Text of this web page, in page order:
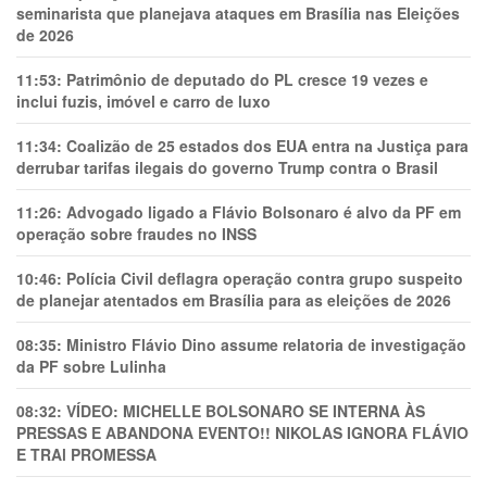
seminarista que planejava ataques em Brasília nas Eleições
de 2026
11:53: Patrimônio de deputado do PL cresce 19 vezes e
inclui fuzis, imóvel e carro de luxo
11:34: Coalizão de 25 estados dos EUA entra na Justiça para
derrubar tarifas ilegais do governo Trump contra o Brasil
11:26: Advogado ligado a Flávio Bolsonaro é alvo da PF em
operação sobre fraudes no INSS
10:46: Polícia Civil deflagra operação contra grupo suspeito
de planejar atentados em Brasília para as eleições de 2026
08:35: Ministro Flávio Dino assume relatoria de investigação
da PF sobre Lulinha
08:32: VÍDEO: MICHELLE BOLSONARO SE INTERNA ÀS
PRESSAS E ABANDONA EVENTO!! NIKOLAS IGNORA FLÁVIO
E TRAl PROMESSA